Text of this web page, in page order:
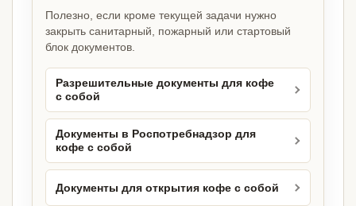
Полезно, если кроме текущей задачи нужно
закрыть санитарный, пожарный или стартовый
блок документов.
Разрешительные документы для кофе
с собой
Документы в Роспотребнадзор для
кофе с собой
Документы для открытия кофе с собой